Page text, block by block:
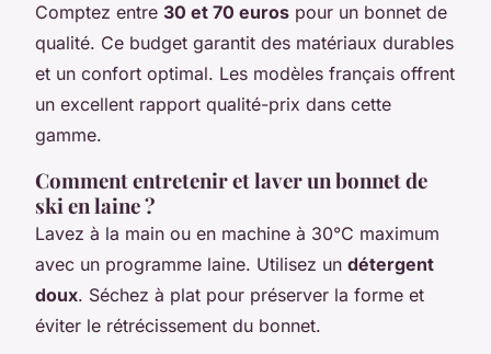
Comptez entre 30 et 70 euros pour un bonnet de
qualité. Ce budget garantit des matériaux durables
et un confort optimal. Les modèles français offrent
un excellent rapport qualité-prix dans cette
gamme.
Comment entretenir et laver un bonnet de
ski en laine ?
Lavez à la main ou en machine à 30°C maximum
avec un programme laine. Utilisez un détergent
doux. Séchez à plat pour préserver la forme et
éviter le rétrécissement du bonnet.